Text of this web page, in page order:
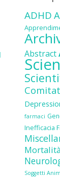
ADHD
Abstract
farmaci
Inefficacia
Soggetti